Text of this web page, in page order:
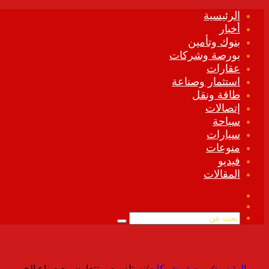
الرئيسية
أخبار
بنوك وتأمين
بورصة وشركات
عقارات
استثمار وصناعة
طاقة ونقل
إتصالات
سياحة
سيارات
منوعات
فيديو
المقالات
الموقع
بحث